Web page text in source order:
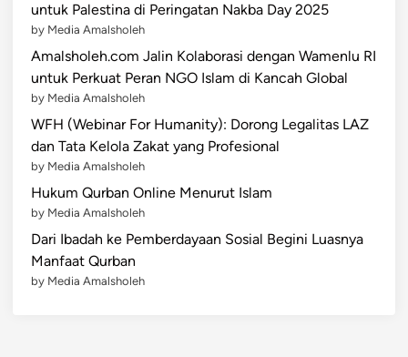
untuk Palestina di Peringatan Nakba Day 2025
by Media Amalsholeh
Amalsholeh.com Jalin Kolaborasi dengan Wamenlu RI
untuk Perkuat Peran NGO Islam di Kancah Global
by Media Amalsholeh
WFH (Webinar For Humanity): Dorong Legalitas LAZ
dan Tata Kelola Zakat yang Profesional
by Media Amalsholeh
Hukum Qurban Online Menurut Islam
by Media Amalsholeh
Dari Ibadah ke Pemberdayaan Sosial Begini Luasnya
Manfaat Qurban
by Media Amalsholeh